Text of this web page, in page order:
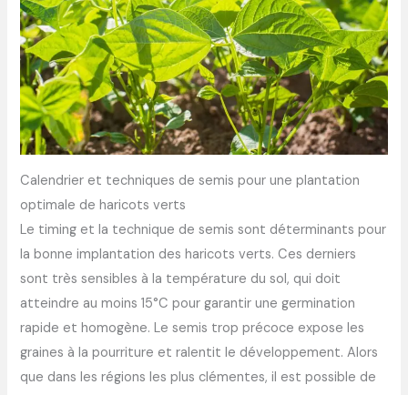
Calendrier et techniques de semis pour une plantation
optimale de haricots verts
Le timing et la technique de semis sont déterminants pour
la bonne implantation des haricots verts. Ces derniers
sont très sensibles à la température du sol, qui doit
atteindre au moins 15°C pour garantir une germination
rapide et homogène. Le semis trop précoce expose les
graines à la pourriture et ralentit le développement. Alors
que dans les régions les plus clémentes, il est possible de